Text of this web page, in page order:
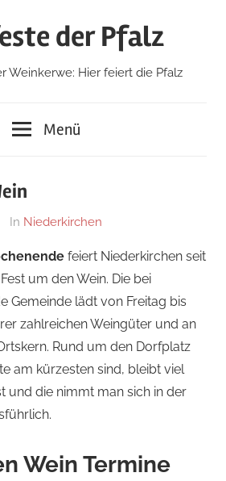
der Pfalz
Weinkerwe: Hier feiert die Pfalz
Menü
Von
In Niederkirchen
feiert Niederkirchen seit
um den Wein. Die bei
Gemeinde lädt von Freitag bis
zahlreichen Weingüter und an
Rund um den Dorfplatz
am kürzesten sind, bleibt viel
und die nimmt man sich in der
Wein Termine